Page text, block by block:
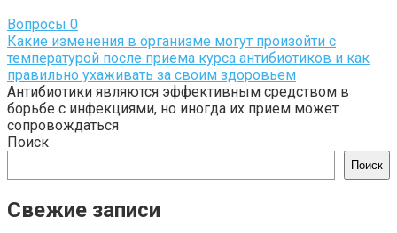
Вопросы 0
Какие изменения в организме могут произойти с
температурой после приема курса антибиотиков и как
правильно ухаживать за своим здоровьем
Антибиотики являются эффективным средством в
борьбе с инфекциями, но иногда их прием может
сопровождаться
Поиск
Поиск
Свежие записи